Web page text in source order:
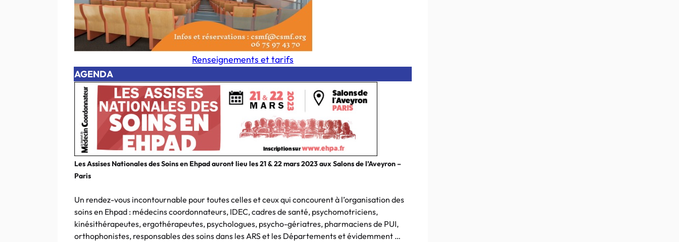
Renseignements et tarifs
AGENDA
Les Assises Nationales des Soins en Ehpad auront lieu les 21 & 22 mars 2023 aux Salons de l’Aveyron –
Paris
Un rendez-vous incontournable pour toutes celles et ceux qui concourent à l’organisation des
soins en Ehpad : médecins coordonnateurs, IDEC, cadres de santé, psychomotriciens,
kinésithérapeutes, ergothérapeutes, psychologues, psycho-gériatres, pharmaciens de PUI,
orthophonistes, responsables des soins dans les ARS et les Départements et évidemment …